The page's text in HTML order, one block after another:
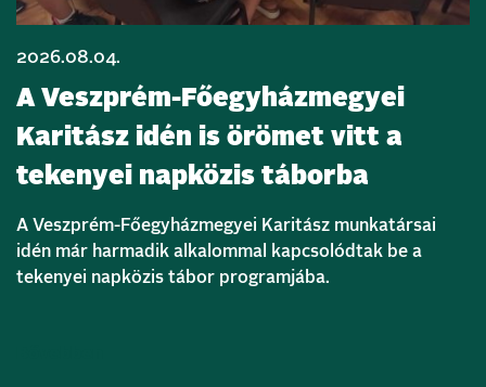
2026.08.04.
A Veszprém-Főegyházmegyei
Karitász idén is örömet vitt a
tekenyei napközis táborba
A Veszprém-Főegyházmegyei Karitász munkatársai
idén már harmadik alkalommal kapcsolódtak be a
tekenyei napközis tábor programjába.